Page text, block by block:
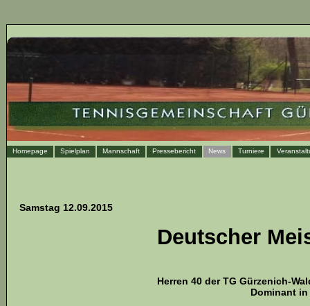
Homepage Spielplan Mannschaft Pressebericht News Turniere
Samstag 12.09.2015
Deutscher
Herren 40 der TG Gürzenich-
Dominant